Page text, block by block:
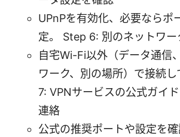
UPnPを有効化、必要ならポ
定。 Step 6: 別のネットワー
自宅Wi-Fi以外（データ通信
ワーク、別の場所）で接続
7: VPNサービスの公式ガイ
連絡
公式の推奨ポートや設定を